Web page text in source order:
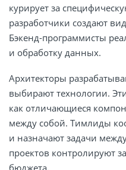
курирует за
разработчики создают
Бэкенд-программисты
и обработку данных.
Архитекторы
выбирают технологии.
как отличающиеся
между собой. Тимлиды
и назначают задачи
проектов контролируют